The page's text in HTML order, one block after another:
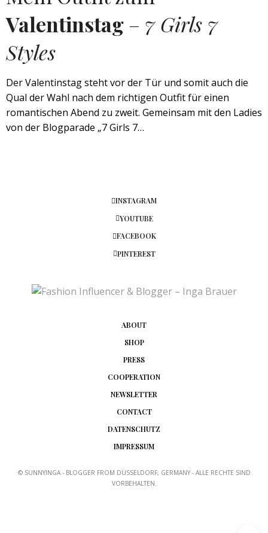
Valentinstag – 7 Girls 7
Styles
Der Valentinstag steht vor der Tür und somit auch die
Qual der Wahl nach dem richtigen Outfit für einen
romantischen Abend zu zweit. Gemeinsam mit den Ladies
von der Blogparade „7 Girls 7…
INSTAGRAM
YOUTUBE
FACEBOOK
PINTEREST
ABOUT
SHOP
PRESS
COOPERATION
NEWSLETTER
CONTACT
DATENSCHUTZ
IMPRESSUM
© SUNNYINGA - BLOGGER FROM DÜSSELDORF, GERMANY - ALLE RECHTE SIND
VORBEHALTEN.